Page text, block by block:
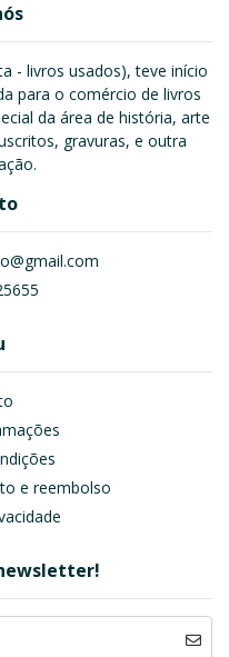
- livros usados), teve início
para o comércio de livros
da área de história, arte
gravuras, e outra
e reembolso